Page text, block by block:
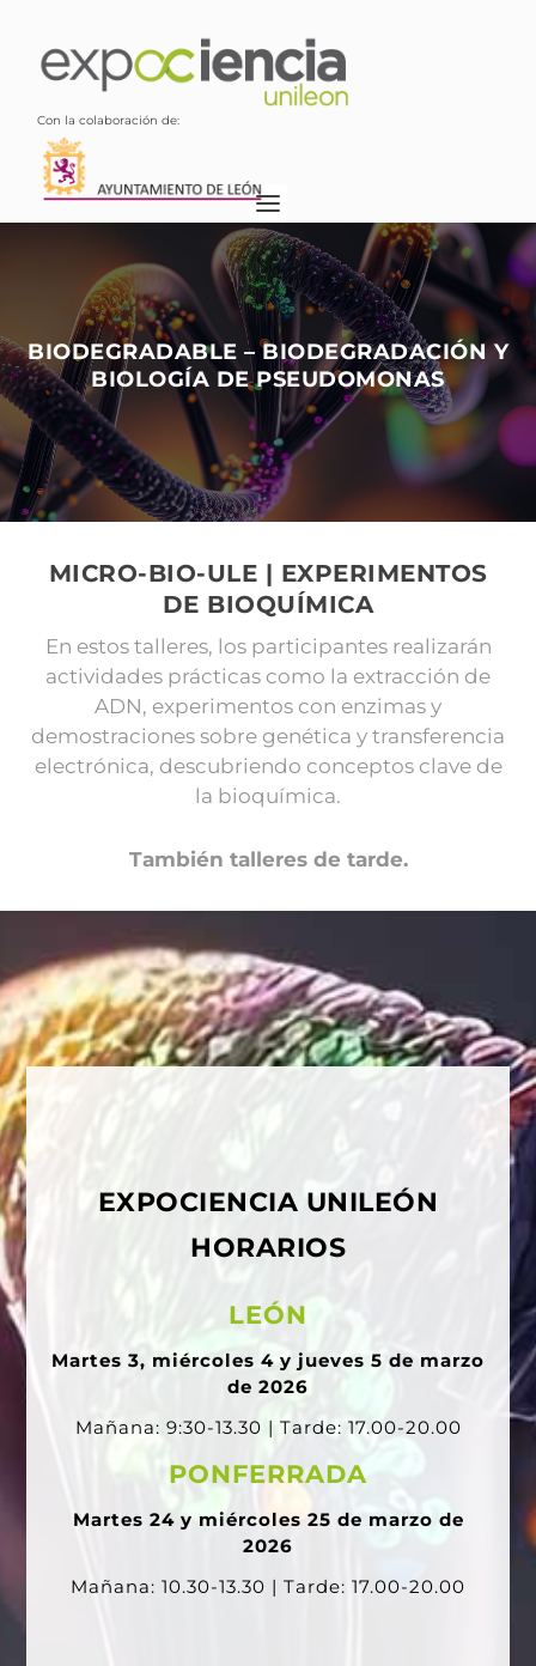
Con la colaboración de:
BIODEGRADABLE – BIODEGRADACIÓN Y
BIOLOGÍA DE PSEUDOMONAS
MICRO-BIO-ULE | EXPERIMENTOS
DE BIOQUÍMICA
En estos talleres, los participantes realizarán
actividades prácticas como la extracción de
ADN, experimentos con enzimas y
demostraciones sobre genética y transferencia
electrónica, descubriendo conceptos clave de
la bioquímica.
También talleres de tarde.
EXPOCIENCIA UNILEÓN
HORARIOS
LEÓN
Martes 3, miércoles 4 y jueves 5 de marzo
de 2026
Mañana: 9:30-13.30 | Tarde: 17.00-20.00
PONFERRADA
Martes 24 y miércoles 25 de marzo de
2026
Mañana: 10.30-13.30 | Tarde: 17.00-20.00